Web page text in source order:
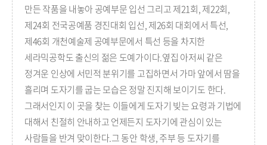
만든 작품을 내놓아 공예부문 입선 그리고 제21회, 제22회,
제24회 전국공예품 경진대회 입선, 제26회 대회에서 특선,
제46회 개천예술제 공예부문에서 특선 등을 차지한
세라믹공학도 출신의 젊은 도예가이다.옆집 아저씨 같은
정겨운 인상에 서민적 분위기를 고집하면서 가마 앞에서 땀을
흘리며 도자기를 굽는 모습은 정말 진지해 보이기도 한다.
그래서인지 이 곳을 찾는 이들에게 도자기 빚는 요령과 기법에
대해서 친절히 안내하고 언제든지 도자기에 관심이 있는
사람들을 반겨 맞이한다.그 동안 학생, 주부 등 도자기를